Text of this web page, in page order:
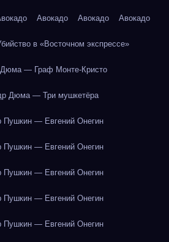
Авокадо Авокадо Авокадо
в «Восточном экспрессе»
— Граф Монте-Кристо
Дюма — Три мушкетёра
Пушкин — Евгений Онегин
Пушкин — Евгений Онегин
Пушкин — Евгений Онегин
Пушкин — Евгений Онегин
Пушкин — Евгений Онегин